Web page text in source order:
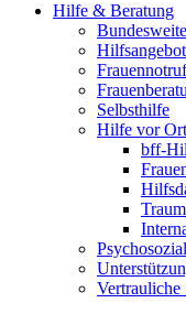
Hilfe & Beratung
Selbsthilfe
Hilfe vor Ort
bff-
Vertrauliche